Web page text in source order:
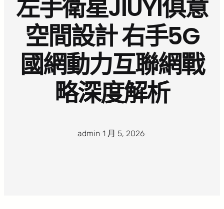
左手衛星JIUYI俱意
空間設計 右手5G
國網動力互聯網戰
略深度解析
admin· 1 月 5, 2026·